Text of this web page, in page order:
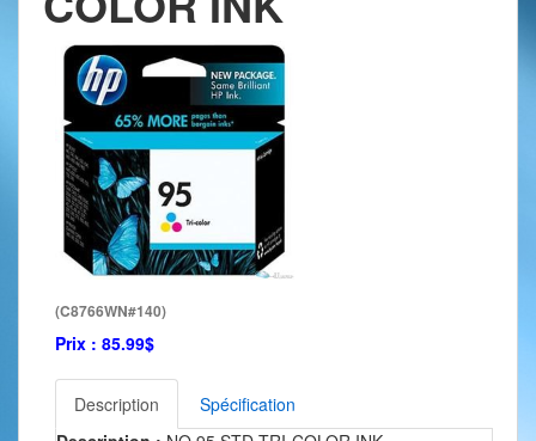
(C8766WN#140)
Prix : 85.99$
Description
Spécification